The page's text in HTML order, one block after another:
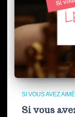
SI VOUS AVEZ
Si vous